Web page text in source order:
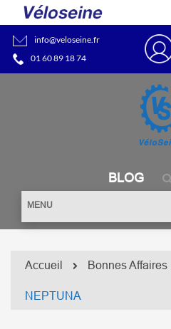
info@veloseine.fr
01 60 89 18 74
BLOG
MENU
Accueil Bonnes Affaires
NEPTUNA